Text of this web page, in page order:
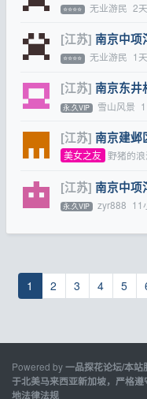
⭐⭐⭐⭐ 无业游民 2
[江苏] 南京中项
⭐⭐⭐⭐ 无业游民 1
[江苏] 南京东井
永.久VIP 雪山风景
[江苏] 南京建邺
美女之友 野猪的
[江苏] 南京中项
永.久VIP zyr888 11
1 2 3 4 5
Powered by一品探花论坛/本站
于北美马来西亚新加坡，严格遵
地法律法规